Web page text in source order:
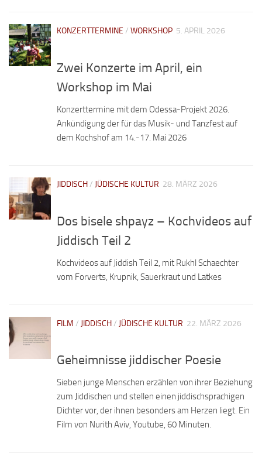
KONZERTTERMINE / WORKSHOP 5. APRIL 2026
Zwei Konzerte im April, ein
Workshop im Mai
Konzerttermine mit dem Odessa-Projekt 2026.
Ankündigung der für das Musik- und Tanzfest auf
dem Kochshof am 14.-17. Mai 2026
JIDDISCH/ JÜDISCHE KULTUR 28. MÄRZ 2026
Dos bisele shpayz – Kochvideos auf
Jiddisch Teil 2
Kochvideos auf Jiddish Teil 2, mit Rukhl Schaechter
vom Forverts, Krupnik, Sauerkraut und Latkes
FILM / JIDDISCH/ JÜDISCHE KULTUR 22. MÄRZ 2026
Geheimnisse jiddischer Poesie
Sieben junge Menschen erzählen von ihrer Beziehung
zum Jiddischen und stellen einen jiddischsprachigen
Dichter vor, der ihnen besonders am Herzen liegt. Ein
Film von Nurith Aviv, Youtube, 60 Minuten.